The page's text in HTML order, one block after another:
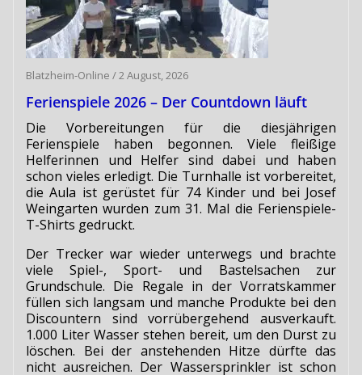
Blatzheim-Online /2 August, 2026
Ferienspiele 2026 – Der Countdown läuft
Die Vorbereitungen für die diesjährigen
Ferienspiele haben begonnen. Viele fleißige
Helferinnen und Helfer sind dabei und haben
schon vieles erledigt. Die Turnhalle ist vorbereitet,
die Aula ist gerüstet für 74 Kinder und bei Josef
Weingarten wurden zum 31. Mal die Ferienspiele-
T-Shirts gedruckt.
Der Trecker war wieder unterwegs und brachte
viele Spiel-, Sport- und Bastelsachen zur
Grundschule. Die Regale in der Vorratskammer
füllen sich langsam und manche Produkte bei den
Discountern sind vorrübergehend ausverkauft.
1.000 Liter Wasser stehen bereit, um den Durst zu
löschen. Bei der anstehenden Hitze dürfte das
nicht ausreichen. Der Wassersprinkler ist schon